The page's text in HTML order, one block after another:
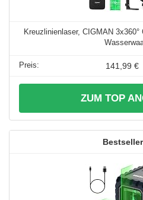
Kreuzlinienlaser, CIGMAN
141,99 €
ZUM TOP